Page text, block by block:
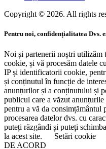
Copyright © 2026. All rights
Pentru noi, confidențialitatea Dvs.
Noi și partenerii noștri
cookie, și vă procesăm datele
IP și identificatorii cookie,
și conținutul în funcție de
anunțurilor și a conținutului și
publicul care a văzut
pentru a vă da
procesarea datelor dvs. cu
puteți răzgândi și puteți
la acest site.
Setări cookie
DE ACORD